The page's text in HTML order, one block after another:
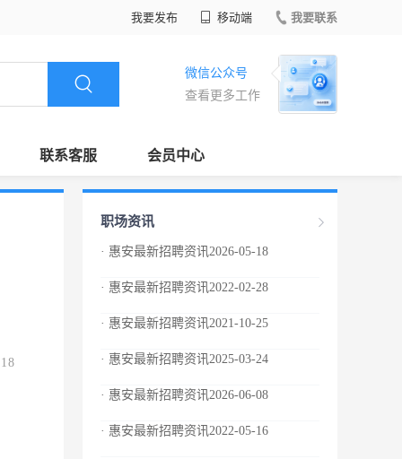
我要发布 移动端 我要联系
微信公众号
查看更多工作
联系客服 会员中心
职场资讯
· 惠安最新招聘资讯2026-05-18
· 惠安最新招聘资讯2022-02-28
· 惠安最新招聘资讯2021-10-25
· 惠安最新招聘资讯2025-03-24
· 惠安最新招聘资讯2026-06-08
· 惠安最新招聘资讯2022-05-16